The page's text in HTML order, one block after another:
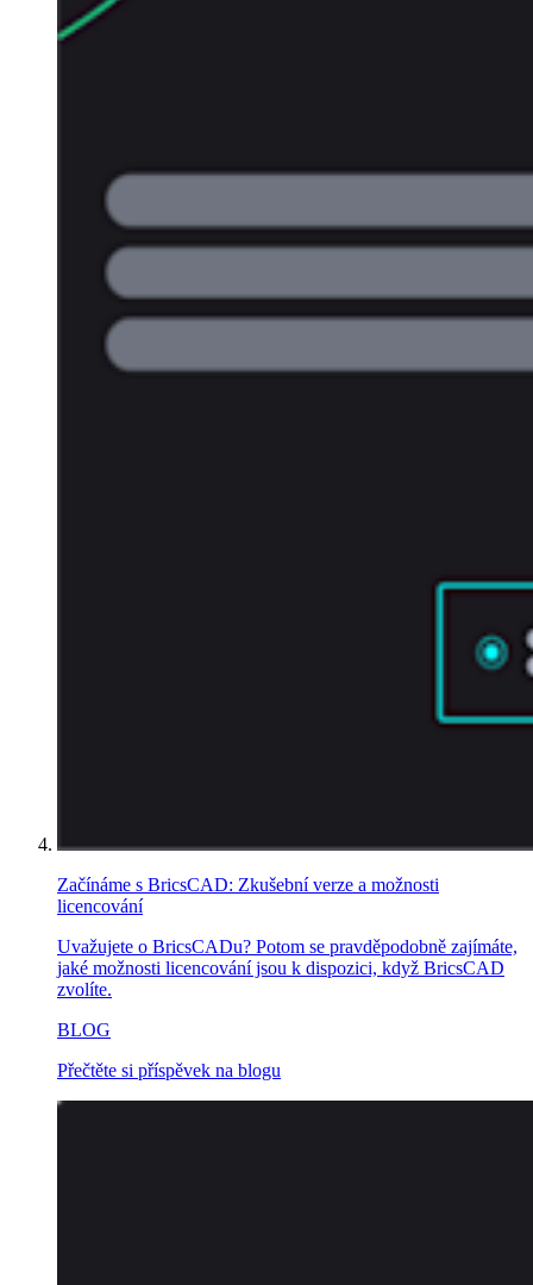
Začínáme s BricsCAD: Zkušební verze a možnosti
licencování
Uvažujete o BricsCADu? Potom se pravděpodobně zajímáte,
jaké možnosti licencování jsou k dispozici, když BricsCAD
zvolíte.
BLOG
Přečtěte si příspěvek na blogu